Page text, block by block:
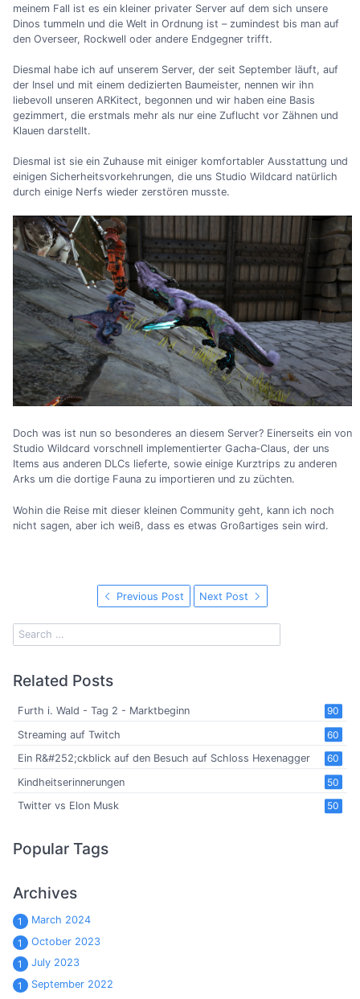
meinem Fall ist es ein kleiner privater Server auf dem sich unsere
Dinos tummeln und die Welt in Ordnung ist – zumindest bis man auf
den Overseer, Rockwell oder andere Endgegner trifft.
Diesmal habe ich auf unserem Server, der seit September läuft, auf
der Insel und mit einem dedizierten Baumeister, nennen wir ihn
liebevoll unseren ARKitect, begonnen und wir haben eine Basis
gezimmert, die erstmals mehr als nur eine Zuflucht vor Zähnen und
Klauen darstellt.
Diesmal ist sie ein Zuhause mit einiger komfortabler Ausstattung und
einigen Sicherheitsvorkehrungen, die uns Studio Wildcard natürlich
durch einige Nerfs wieder zerstören musste.
Doch was ist nun so besonderes an diesem Server? Einerseits ein von
Studio Wildcard vorschnell implementierter Gacha‐Claus, der uns
Items aus anderen DLCs lieferte, sowie einige Kurztrips zu anderen
Arks um die dortige Fauna zu importieren und zu züchten.
Wohin die Reise mit dieser kleinen Community geht, kann ich noch
nicht sagen, aber ich weiß, dass es etwas Großartiges sein wird.
Previous Post Next Post
Related Posts
90
Furth i. Wald - Tag 2 - Marktbeginn
60
Streaming auf Twitch
60
Ein R&#252;ckblick auf den Besuch auf Schloss Hexenagger
50
Kindheitserinnerungen
50
Twitter vs Elon Musk
Popular Tags
Archives
1
March 2024
1
October 2023
1
July 2023
1
September 2022